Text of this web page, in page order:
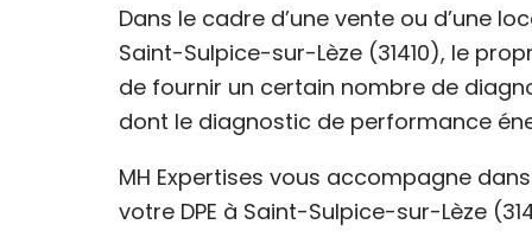
Dans le cadre d’une vente ou d’une
Saint-Sulpice-sur-Lèze (31410), le
de fournir un certain nombre de
dont le diagnostic de performance
MH Expertises vous accompagne
votre DPE à Saint-Sulpice-sur-Lèze